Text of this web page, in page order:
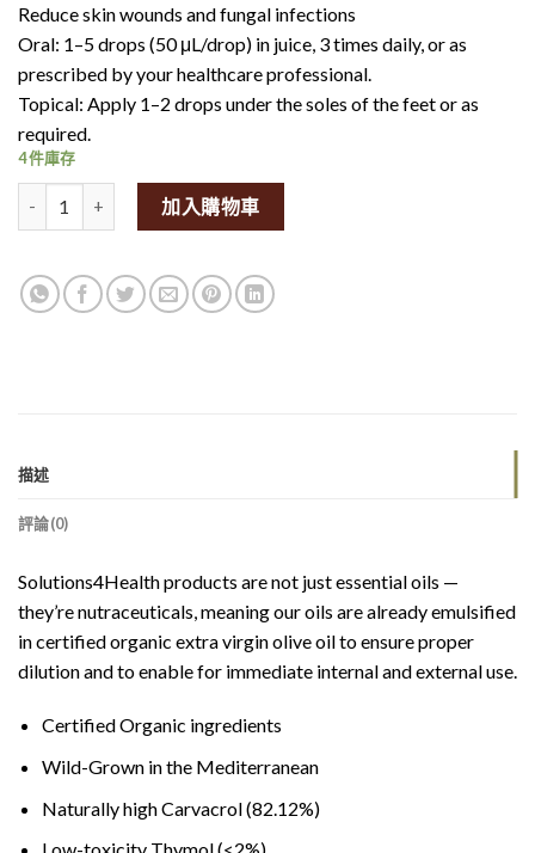
Reduce skin wounds and fungal infections
Oral: 1–5 drops (50 μL/drop) in juice, 3 times daily, or as
prescribed by your healthcare professional.
Topical: Apply 1–2 drops under the soles of the feet or as
required.
4 件庫存
Solutions4health oregano oil 50ml量
加入購物車
描述
評論(0)
Solutions4Health products are not just essential oils —
they’re nutraceuticals, meaning our oils are already emulsified
in certified organic extra virgin olive oil to ensure proper
dilution and to enable for immediate internal and external use.
Certified Organic ingredients
Wild-Grown in the Mediterranean
Naturally high Carvacrol (82.12%)